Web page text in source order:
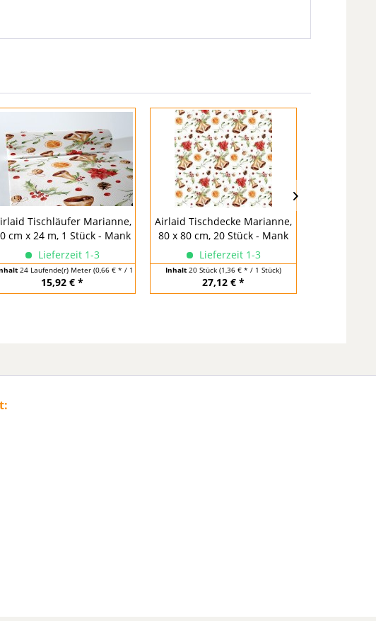
Tischläufer Marianne,
cm x 24 m, 1 Stück - Mank
Lieferzeit 1-3
24 Laufende(r) Meter (0,66 € * / 1 Laufende(r) Meter)
15,92 € *
Airlaid Tischdecke Marianne,
80 x 80 cm, 20 Stück - Mank
Lieferzeit 1-3
Inhalt 20 Stück (1,36 € * / 1 Stück)
27,12 € *